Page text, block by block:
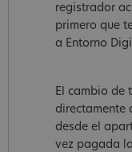
registrador
primero que
a Entorno
El cambio de
directamente
desde el
vez pagada